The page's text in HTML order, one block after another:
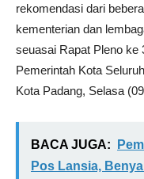
rekomendasi dari
kementerian dan
seuasai Rapat Pleno
Pemerintah Kota
Kota Padang, Selasa
BACA JUGA:
Pos Lansia,